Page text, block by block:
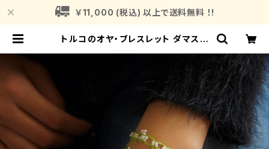
￥11,000 (税込) 以上で送料無料 ！!
トルコのオヤ・ブレスレット ダマスク
Oya | Fragrance Plant (フレグラ